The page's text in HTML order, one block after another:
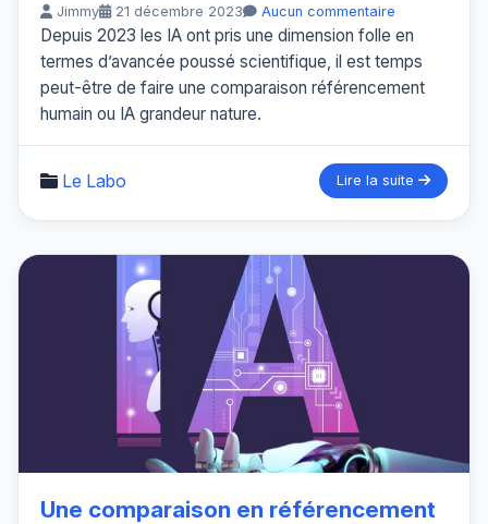
Jimmy 21 décembre 2023 Aucun commentaire
Depuis 2023 les IA ont pris une dimension folle en
termes d’avancée poussé scientifique, il est temps
peut-être de faire une comparaison référencement
humain ou IA grandeur nature.
Le Labo Lire la suite
Une comparaison en référencement